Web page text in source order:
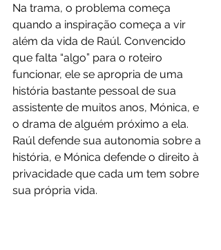
Na trama, o problema começa
quando a inspiração começa a vir
além da vida de Raúl. Convencido
que falta “algo” para o roteiro
funcionar, ele se apropria de uma
história bastante pessoal de sua
assistente de muitos anos, Mónica, e
o drama de alguém próximo a ela.
Raúl defende sua autonomia sobre a
história, e Mónica defende o direito à
privacidade que cada um tem sobre
sua própria vida.